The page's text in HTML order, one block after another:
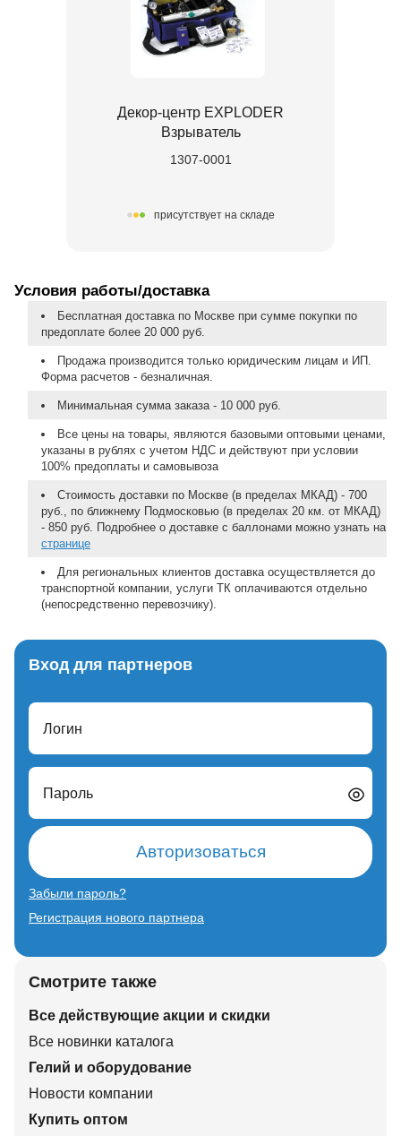
Декор-центр EXPLODER
Взрыватель
1307-0001
присутствует на складе
Условия работы/доставка
Бесплатная доставка по Москве при сумме покупки по
предоплате более 20 000 руб.
Продажа производится только юридическим лицам и ИП.
Форма расчетов - безналичная.
Минимальная сумма заказа - 10 000 руб.
Все цены на товары, являются базовыми оптовыми ценами,
указаны в рублях с учетом НДС и действуют при условии
100% предоплаты и самовывоза
Стоимость доставки по Москве (в пределах МКАД) - 700
руб., по ближнему Подмосковью (в пределах 20 км. от МКАД)
- 850 руб. Подробнее о доставке с баллонами можно узнать на
странице
Для региональных клиентов доставка осуществляется до
транспортной компании, услуги ТК оплачиваются отдельно
(непосредственно перевозчику).
Вход для партнеров
Логин
Пароль
Авторизоваться
Забыли пароль?
Регистрация нового партнера
Смотрите также
Все действующие акции и скидки
Все новинки каталога
Гелий и оборудование
Новости компании
Купить оптом